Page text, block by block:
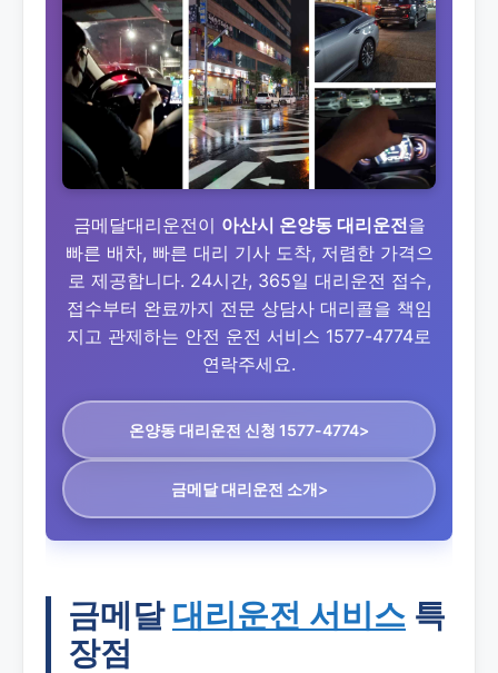
금메달대리운전이 아산시 온양동 대리운전을
빠른 배차, 빠른 대리 기사 도착, 저렴한 가격으
로 제공합니다. 24시간, 365일 대리운전 접수,
접수부터 완료까지 전문 상담사 대리콜을 책임
지고 관제하는 안전 운전 서비스 1577-4774로
연락주세요.
온양동 대리운전 신청 1577-4774>
금메달 대리운전 소개>
금메달 대리운전 서비스 특
장점